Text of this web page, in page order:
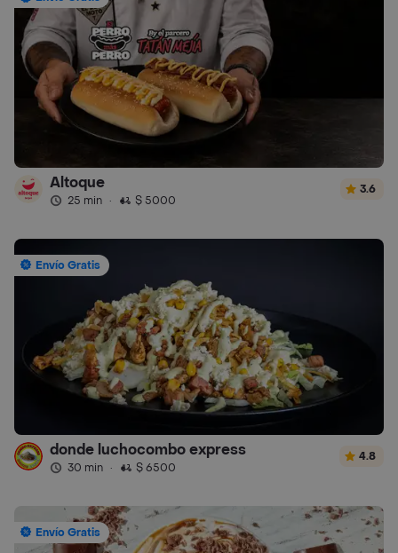
Altoque
25 min · $ 5000
3.6
Envío Gratis
donde luchocombo express
30 min · $ 6500
4.8
Envío Gratis